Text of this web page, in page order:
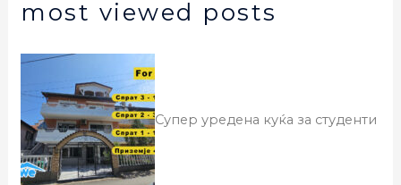
most viewed posts
Супер уредена куќа за студенти